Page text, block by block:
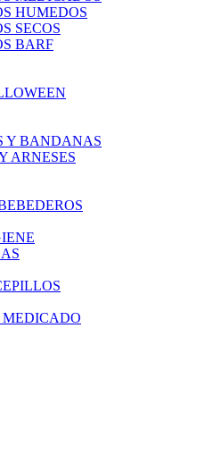
HUMEDOS
SECOS
BARF
Y BANDANAS
ARNESES
MEDICADO